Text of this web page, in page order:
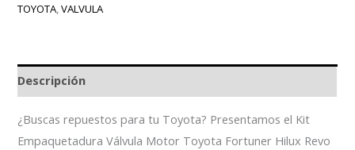
TOYOTA ,VALVULA
Descripción
¿Buscas repuestos para tu Toyota? Presentamos el Kit
Empaquetadura Válvula Motor Toyota Fortuner Hilux Revo